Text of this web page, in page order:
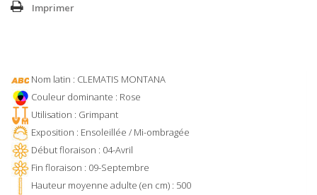
Imprimer
Nom latin : CLEMATIS MONTANA
Couleur dominante : Rose
Utilisation : Grimpant
Exposition : Ensoleillée / Mi-ombragée
Début floraison : 04-Avril
Fin floraison : 09-Septembre
Hauteur moyenne adulte (en cm) : 500